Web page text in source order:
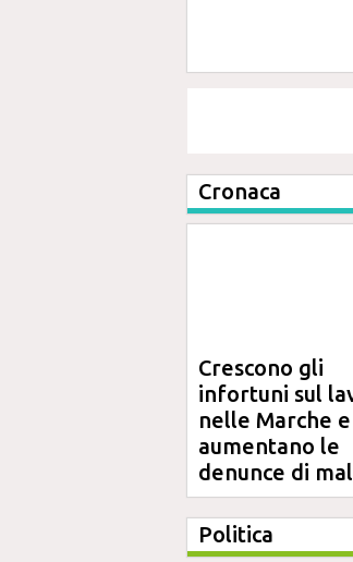
Cronaca
Crescono gli
infortuni sul
nelle Marche e
aumentano le
denunce di
professionale
Politica